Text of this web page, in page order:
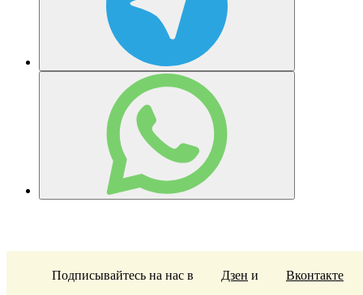
Подписывайтесь на нас в Дзен и Вконтакте